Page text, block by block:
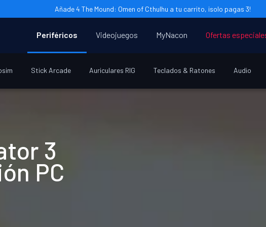
Añade 4 The Mound: Omen of Cthulhu a tu carrito, ¡solo pagas 3!
Periféricos
Stick Arcade Auriculares RIG Teclados & Ratones Audio
Videojuegos MyNacon Ofertas
3
PC